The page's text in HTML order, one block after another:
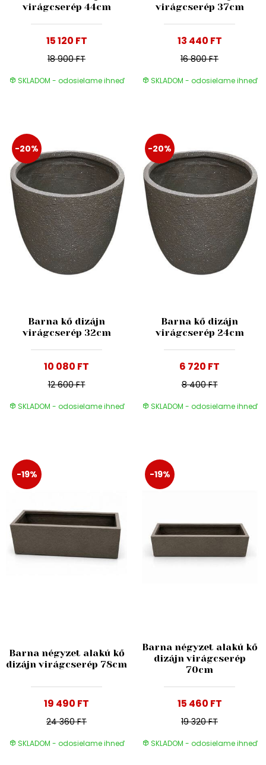
virágcserép 44cm
15 120 FT
18 900 FT
SKLADOM - odosielame ihneď
virágcserép 37cm
13 440 FT
16 800 FT
SKLADOM - odosielame ihneď
-20%
Barna kő dizájn
virágcserép 32cm
10 080 FT
12 600 FT
SKLADOM - odosielame ihneď
-20%
Barna kő dizájn
virágcserép 24cm
6 720 FT
8 400 FT
SKLADOM - odosielame ihneď
-19%
Barna négyzet alakú kő
dizájn virágcserép 78cm
19 490 FT
24 360 FT
SKLADOM - odosielame ihneď
-19%
Barna négyzet alakú kő
dizájn virágcserép
70cm
15 460 FT
19 320 FT
SKLADOM - odosielame ihneď